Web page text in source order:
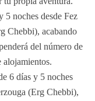
5 noches desde Fez
Chebbi), acabando
del número de
alojamientos.
6 días y 5 noches
(Erg Chebbi),